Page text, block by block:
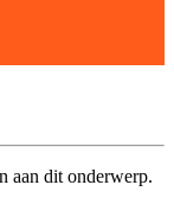
aan dit onderwerp.